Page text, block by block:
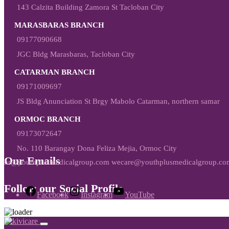
143 Calzita Building Zamora St Tacloban City
MARASBARAS BRANCH
09177090668
JGC Bldg Marasbaras, Tacloban City
CATARMAN BRANCH
09171009697
JS Bldg Anunciation St Brgy Mabolo Catarman, northern samar
ORMOC BRANCH
09173072647
No. 110 Barangay Dona Feliza Mejia, Ormoc City
Our Emails
hr@youthplusmedicalgroup.com
Follow our Social Profile
Facebook Instagram YouTube